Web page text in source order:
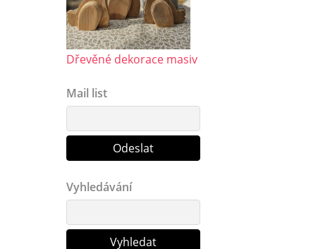
Dřevěné dekorace masiv
Mail list
Vyhledávání